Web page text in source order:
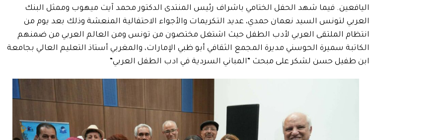
اليافعين. فيما شهد الحفل الختامي باشراف رئيس المنتدى الدكتور محمد آيت ميهوب وممثل البنك
العربي لتونس السيد نعمان حمدي، عديد التكريمات والأجواء الاحتفالية المنعشة وذلك بعد يوم من
انتظام الملتقى العربي لأدب الطفل حيث اشتغل مختصون من تونس ومن العالم العربي من ضمنهم
الكاتبة سميرة الحوسني مديرة المجمع الثقافي أبو ظبي الإمارات، والمغربي أستاذ التعليم العالي بجامعة
ابن طفيل حسن لشكر على مبحث ”المباني السردية في ادب الطفل العربي”